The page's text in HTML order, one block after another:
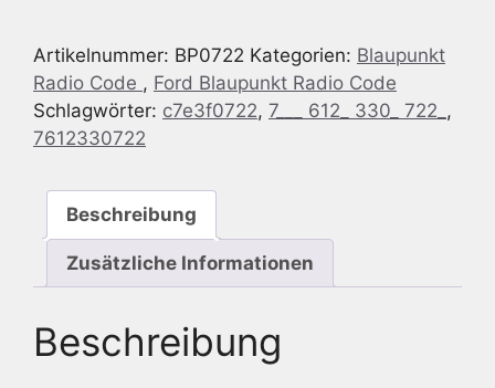
HSRNS
-
7
612
722
7612330722
Artikelnummer: BP0722 Kategorien: Blaupunkt
Radio Code , Ford Blaupunkt Radio Code
Schlagwörter: c7e3f0722, 7___ 612_ 330_ 722_ ,
7612330722
Beschreibung
Zusätzliche Informationen
Beschreibung